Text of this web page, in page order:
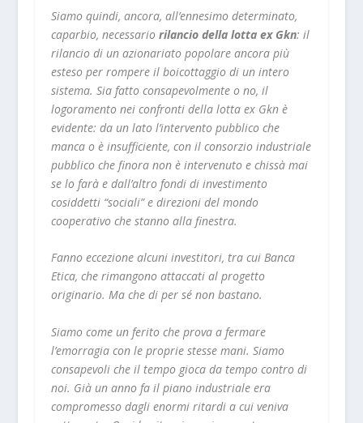
Siamo quindi, ancora, all’ennesimo determinato,
caparbio, necessario rilancio della lotta ex Gkn: il
rilancio di un azionariato popolare ancora più
esteso per rompere il boicottaggio di un intero
sistema. Sia fatto consapevolmente o no, il
logoramento nei confronti della lotta ex Gkn è
evidente: da un lato l’intervento pubblico che
manca o è insufficiente, con il consorzio industriale
pubblico che finora non è intervenuto e chissà mai
se lo farà e dall’altro fondi di investimento
cosiddetti “sociali” e direzioni del mondo
cooperativo che stanno alla finestra.
Fanno eccezione alcuni investitori, tra cui Banca
Etica, che rimangono attaccati al progetto
originario. Ma che di per sé non bastano.
Siamo come un ferito che prova a fermare
l’emorragia con le proprie stesse mani. Siamo
consapevoli che il tempo gioca da tempo contro di
noi. Già un anno fa il piano industriale era
compromesso dagli enormi ritardi a cui veniva